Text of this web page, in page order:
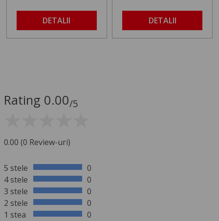
DETALII DETALII
Rating 0.00/5
0.00 (0 Review-uri)
5 stele
0
4 stele
0
3 stele
0
2 stele
0
1 stea
0